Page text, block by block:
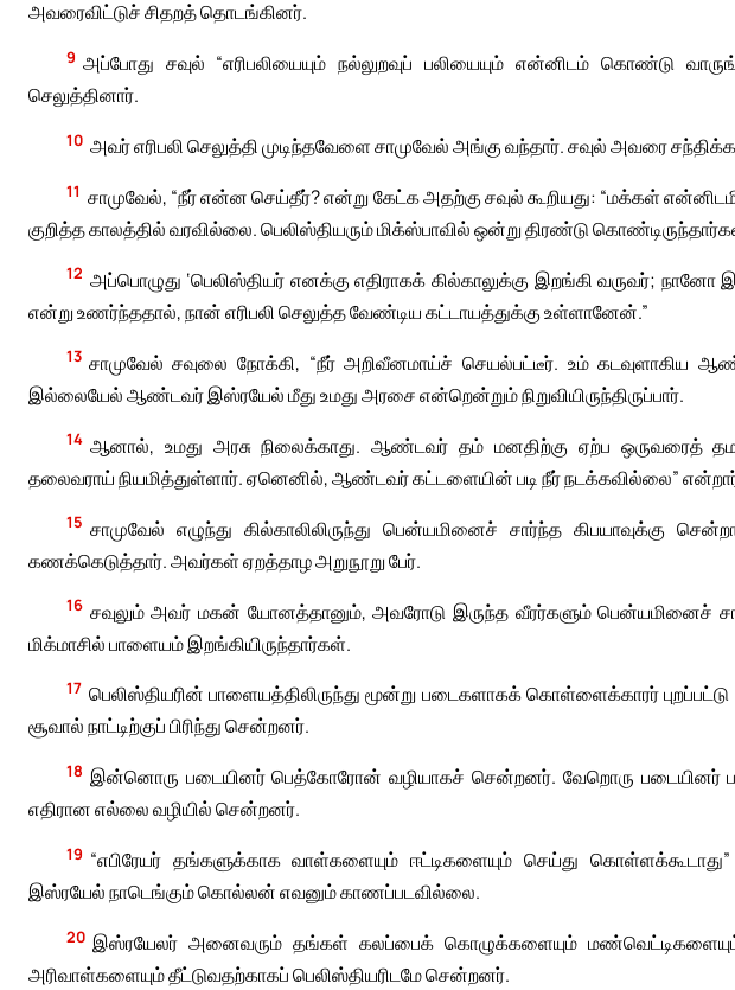
அவரைவிட்டுச் சிதறத் தொடங்கினர்.
9 அப்போது சவுல் “எரிபலியையும் நல்லுறவுப் பலியையும் என்னிடம் கொண்டு
செலுத்தினார்.
10 அவர் எரிபலி செலுத்தி முடிந்தவேளை சாமுவேல் அங்கு வந்தார். சவுல் அவரை
11 சாமுவேல், “நீர் என்ன செய்தீர்? என்று கேட்க அதற்கு சவுல் கூறியது: “மக்கள்
குறித்த காலத்தில் வரவில்லை. பெலிஸ்தியரும் மிக்ஸ்பாவில் ஒன்று திரண்டு
12 அப்பொழுது ‘பெலிஸ்தியர் எனக்கு எதிராகக் கில்காலுக்கு இறங்கி வருவர்;
என்று உணர்ந்ததால், நான் எரிபலி செலுத்த வேண்டிய கட்டாயத்துக்கு உள்ளானேன்.”
13 சாமுவேல் சவுலை நோக்கி, “நீர் அறிவீனமாய்ச் செயல்பட்டீர். உம் கடவுளாகிய
இல்லையேல் ஆண்டவர் இஸ்ரயேல் மீது உமது அரசை என்றென்றும் நிறுவியிருந்திருப்பார்.
14 ஆனால், உமது அரசு நிலைக்காது. ஆண்டவர் தம் மனதிற்கு ஏற்ப ஒருவரைத்
தலைவராய் நியமித்துள்ளார். ஏனெனில், ஆண்டவர் கட்டளையின் படி நீர் நடக்கவில்லை”
15 சாமுவேல் எழுந்து கில்காலிலிருந்து பென்யமினைச் சார்ந்த கிபயாவுக்கு
கணக்கெடுத்தார். அவர்கள் ஏறத்தாழ அறுநூறு பேர்.
16 சவுலும் அவர் மகன் யோனத்தானும், அவரோடு இருந்த வீரர்களும் பென்யமினைச்
மிக்மாசில் பாளையம் இறங்கியிருந்தார்கள்.
17 பெலிஸ்தியரின் பாளையத்திலிருந்து மூன்று படைகளாகக் கொள்ளைக்காரர்
சூவால் நாட்டிற்குப் பிரிந்து சென்றனர்.
18 இன்னொரு படையினர் பெத்கோரோன் வழியாகச் சென்றனர். வேறொரு படையினர்
எதிரான எல்லை வழியில் சென்றனர்.
19 “எபிரேயர் தங்களுக்காக வாள்களையும் ஈட்டிகளையும் செய்து கொள்ளக்கூடாது”
இஸ்ரயேல் நாடெங்கும் கொல்லன் எவனும் காணப்படவில்லை.
20 இஸ்ரயேலர் அனைவரும் தங்கள் கலப்பைக் கொழுக்களையும் மண்வெட்டிகளையும்,
அரிவாள்களையும் தீட்டுவதற்காகப் பெலிஸ்தியரிடமே சென்றனர்.